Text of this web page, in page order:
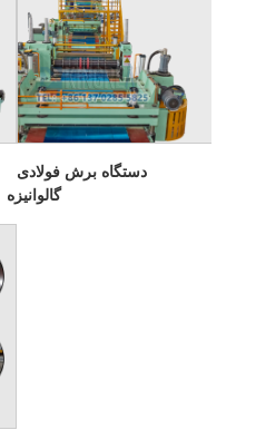
دستگاه برش فولادی
گالوانیزه